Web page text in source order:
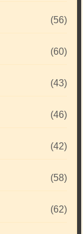
(56)
(60)
(43)
(46)
(42)
(58)
(62)